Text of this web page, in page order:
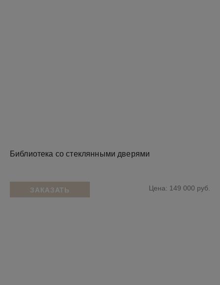
Библиотека со стеклянными дверями
ЗАКАЗАТЬ Цена: 149 000 руб.